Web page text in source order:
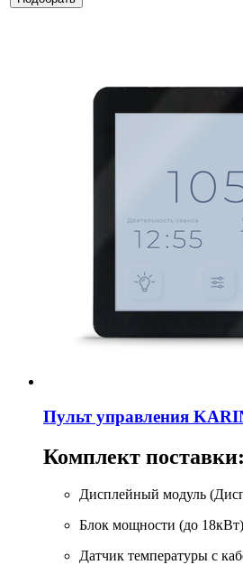
Пульт управления
Комплект поставки:
Дисплейный модуль
Блок мощности (до
Датчик температуры с